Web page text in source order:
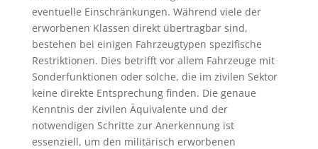
eventuelle Einschränkungen. Während viele der
erworbenen Klassen direkt übertragbar sind,
bestehen bei einigen Fahrzeugtypen spezifische
Restriktionen. Dies betrifft vor allem Fahrzeuge mit
Sonderfunktionen oder solche, die im zivilen Sektor
keine direkte Entsprechung finden. Die genaue
Kenntnis der zivilen Äquivalente und der
notwendigen Schritte zur Anerkennung ist
essenziell, um den militärisch erworbenen